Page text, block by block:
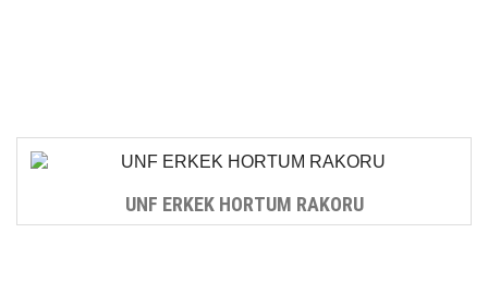
UNF ERKEK HORTUM RAKORU